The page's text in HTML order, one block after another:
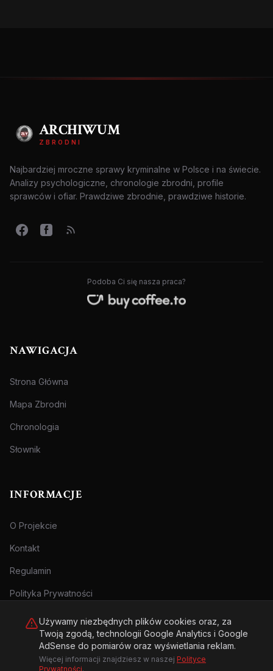
ARCHIWUM
ZBRODNI
Najbardziej mroczne sprawy kryminalne w Polsce i na świecie.
Analizy psychologiczne, chronologie zbrodni, profile
sprawców i ofiar. Prawdziwe zbrodnie, prawdziwe historie.
Podoba Ci się nasza praca?
NAWIGACJA
Strona Główna
Mapa Zbrodni
Chronologia
Słownik
INFORMACJE
O Projekcie
Kontakt
Regulamin
Polityka Prywatności
© 2026 Archiwum Zbrodni - zly.com.pl. Wszelkie prawa zastrzeżone.
Używamy niezbędnych plików cookies oraz, za
Twoją zgodą, technologii Google Analytics i Google
AdSense do pomiarów oraz wyświetlania reklam.
Więcej informacji znajdziesz w naszej Polityce
Prywatności.